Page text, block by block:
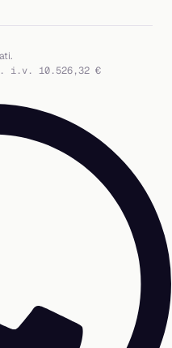
i.v. 10.526,32 €